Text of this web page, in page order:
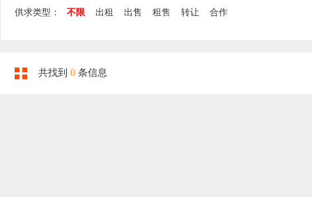
供求类型： 不限 出租 出售 租售 转让 合作
共找到 0 条信息